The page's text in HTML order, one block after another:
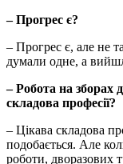
– Прогрес є?
– Прогрес є, але не
думали одне, а
– Робота на зборах
складова професії?
– Цікава складова
подобається. Але
роботи, дворазових